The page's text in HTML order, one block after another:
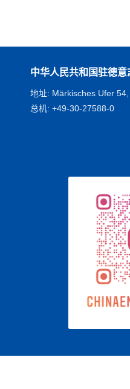
中华人民共和国驻德
地址: Märkisches Ufer
总机: +49-30-27588-0